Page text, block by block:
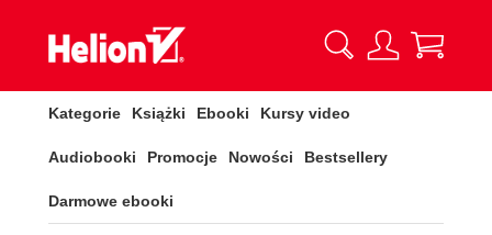
Kategorie Książki Ebooki Kursy video
Audiobooki Promocje Nowości Bestsellery
Darmowe ebooki